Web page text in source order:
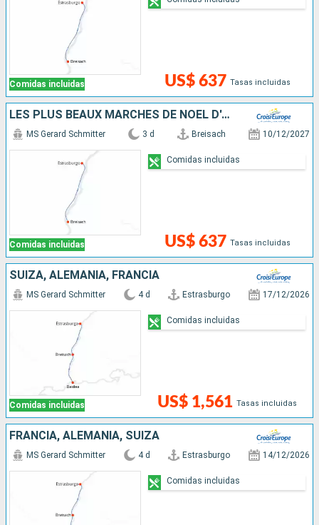
Comidas incluidas US$ 637 Tasas incluidas
LES PLUS BEAUX MARCHÉS DE NOËL D'ALSACE EN CROISIÈRE
Comidas incluidas
MS Gerard Schmitter 3 d Breisach 10/12/2027
US$ 637 Tasas incluidas
Comidas incluidas
SUIZA, ALEMANIA, FRANCIA
Comidas incluidas
MS Gerard Schmitter 4 d Estrasburgo 17/12/2026
US$ 1,561 Tasas incluidas
Comidas incluidas
FRANCIA, ALEMANIA, SUIZA
MS Gerard Schmitter 4 d Estrasburgo 14/12/2026
Comidas incluidas